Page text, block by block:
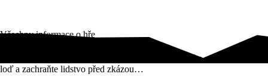
Všechny informace o hře
Epická sci-fi strategie Vesmírná loď Interstellar! Těžte suroviny, stavte
loď a zachraňte lidstvo před zkázou…